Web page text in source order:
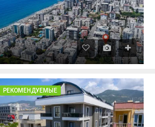
РЕКОМЕНДУЕМЫЕ